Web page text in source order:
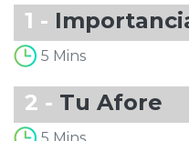
1 -
5 Mins
2 - Tu Afore